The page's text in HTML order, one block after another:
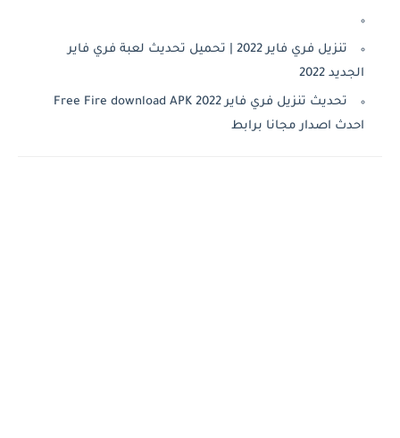
تنزيل فري فاير 2022 | تحميل تحديث لعبة فري فاير
الجديد 2022
تحديث تنزيل فري فاير 2022 Free Fire download APK
احدث اصدار مجانا برابط